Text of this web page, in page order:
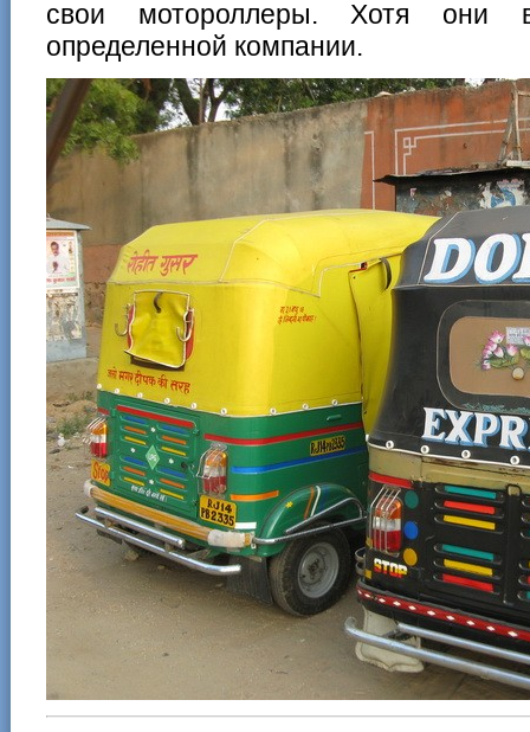
свои мотороллеры. Хотя они
определенной компании.